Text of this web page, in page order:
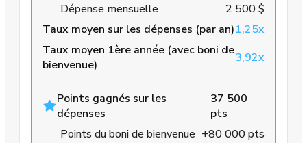
Dépense mensuelle
2 500 $
Taux moyen sur les dépenses (par an)1,25x
Taux moyen 1ère année (avec boni de
bienvenue)
3,92x
Points gagnés sur les
dépenses
37 500
pts
Points du boni de bienvenue +80 000 pts